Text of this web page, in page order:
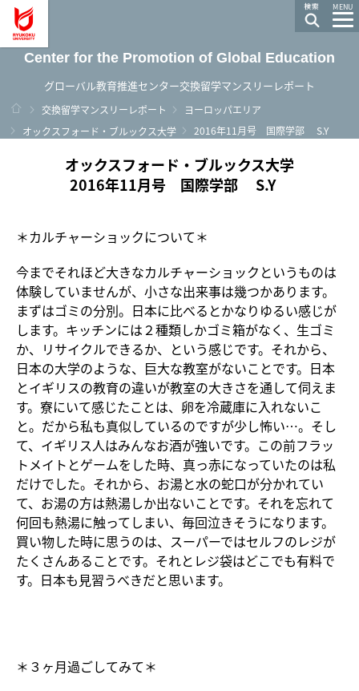
MENU
Center for the Promotion of Global Education
グローバル教育推進センター交換留学マンスリーレポート
ホーム
交換留学マンスリーレポート
ヨーロッパエリア
オックスフォード・ブルックス大学
2016年11月号 国際学部 S.Y
オックスフォード・ブルックス大学
2016年11月号 国際学部 S.Y
＊カルチャーショックについて＊
今までそれほど大きなカルチャーショックというものは
体験していませんが、小さな出来事は幾つかあります。
まずはゴミの分別。日本に比べるとかなりゆるい感じが
します。キッチンには２種類しかゴミ箱がなく、生ゴミ
か、リサイクルできるか、という感じです。それから、
日本の大学のような、巨大な教室がないことです。日本
とイギリスの教育の違いが教室の大きさを通して伺えま
す。寮にいて感じたことは、卵を冷蔵庫に入れないこ
と。だから私も真似しているのですが少し怖い…。そし
て、イギリス人はみんなお酒が強いです。この前フラッ
トメイトとゲームをした時、真っ赤になっていたのは私
だけでした。それから、お湯と水の蛇口が分かれてい
て、お湯の方は熱湯しか出ないことです。それを忘れて
何回も熱湯に触ってしまい、毎回泣きそうになります。
買い物した時に思うのは、スーパーではセルフのレジが
たくさんあることです。それとレジ袋はどこでも有料で
す。日本も見習うべきだと思います。
＊３ヶ月過ごしてみて＊